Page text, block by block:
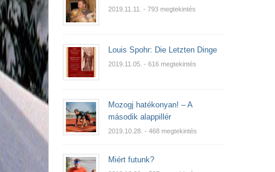
2019.11.11. - 793 megtekintés
Louis Spohr: Die Letzten Dinge
2019.11.05. - 616 megtekintés
Mozogj hatékonyan! – A
második alappillér
2019.10.28. - 468 megtekintés
Miért futunk?